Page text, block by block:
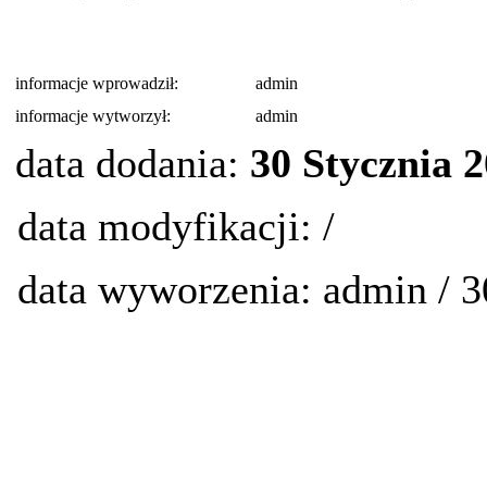
informacje wprowadził:
admin
informacje wytworzył:
admin
data dodania: 30 Stycznia
data modyfikacji: /
data wyworzenia: admin /